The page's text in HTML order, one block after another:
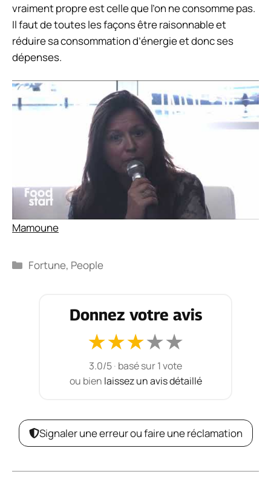
vraiment propre est celle que l’on ne consomme pas.
Il faut de toutes les façons être raisonnable et
réduire sa consommation d’énergie et donc ses
dépenses.
Mamoune
Catégories
Fortune, People
Donnez votre avis
★★★★★
3.0/5· basé sur 1 vote
ou bien laissez un avis détaillé
Signaler une erreur ou faire une réclamation